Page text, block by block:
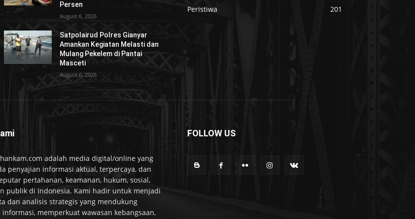
Persen
August 6, 2026
Satpolairud Polres Gianyar
Amankan Kegiatan Melasti dan
Mulang Pekelem di Pantai
Masceti
August 6, 2026
Peristiwa
201
adalah media digital/online yang
penyajian informasi aktual, terpercaya, dan
pertahanan, keamanan, hukum, sosial,
publik di Indonesia. Kami hadir untuk menjadi
dan analisis strategis yang mendukung
memperkuat wawasan kebangsaan,
FOLLOW US